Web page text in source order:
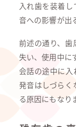
入れ歯を装着
音への影響が出
前述の通り、歯
失い、使用中に
会話の途中に
発音はしづら
る原因にもなり